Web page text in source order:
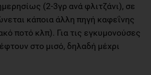
(2-3γρ ανά φλιτζάνι), σε
κάποια άλλη πηγή καφεΐνης
ποτό κλπ). Για τις εγκυμονούσες
στο μισό, δηλαδή μέχρι